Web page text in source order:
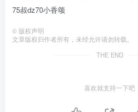
75叔dz70小香颂
© 版权声明
文章版权归作者所有，未经允许请勿转载。
THE END
喜欢就支持一下吧